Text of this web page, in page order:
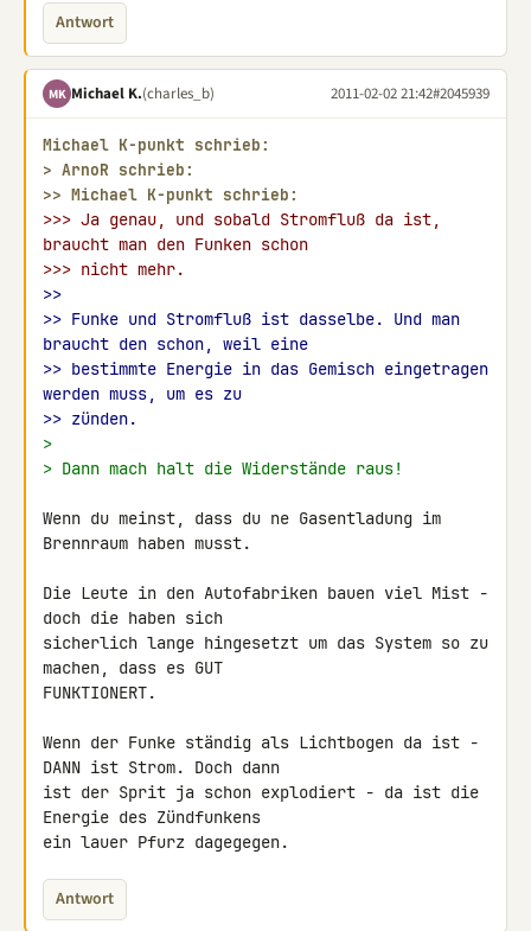
Antwort
MK Michael K.(charles_b) 2011-02-02 21:42#2045939
Michael K-punkt schrieb:
> ArnoR schrieb:
>> Michael K-punkt schrieb:
>>> Ja genau, und sobald Stromfluß da ist,
braucht man den Funken schon
>>> nicht mehr.
>>
>> Funke und Stromfluß ist dasselbe. Und man
braucht den schon, weil eine
>> bestimmte Energie in das Gemisch eingetragen
werden muss, um es zu
>> zünden.
>
> Dann mach halt die Widerstände raus!
Wenn du meinst, dass du ne Gasentladung im
Brennraum haben musst.
Die Leute in den Autofabriken bauen viel Mist -
doch die haben sich
sicherlich lange hingesetzt um das System so zu
machen, dass es GUT
FUNKTIONERT.
Wenn der Funke ständig als Lichtbogen da ist -
DANN ist Strom. Doch dann
ist der Sprit ja schon explodiert - da ist die
Energie des Zündfunkens
ein lauer Pfurz dagegegen.
Antwort